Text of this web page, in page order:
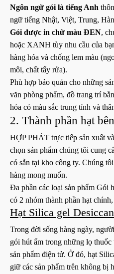
Ngôn ngữ gói là tiếng Anh
ngữ tiếng Nhật, Việt, Trung,
Gói được in chữ màu ĐEN,
hoặc XANH tùy nhu cầu của
hàng hóa và chống lem màu
môi, chất tẩy rửa).
Phù hợp bảo quản cho những
văn phòng phẩm, đồ trang trí
hóa có màu sắc trung tính và
2. Thành phần hạt
HỢP PHÁT trực tiếp sản xuất
chọn sản phẩm chúng tôi cung
có sẵn tại kho công ty. Chúng
hàng mong muốn.
Đa phần các loại sản phẩm Gói
có 2 nhóm thành phần hạt
Hạt Silica gel
Trong đời sống hàng ngày,
gói hút ẩm trong những lọ
sản phẩm điện tử. Ở đó, hạt
giữ các sản phẩm trên không bị